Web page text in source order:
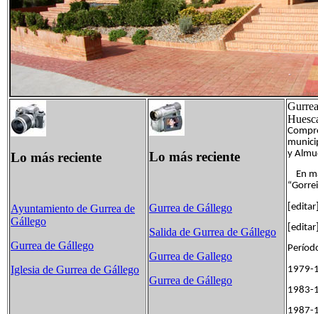
Lo más reciente
Ayuntamiento de Gurrea de
Gállego
Gurrea de Gállego
Iglesia de Gurrea de Gállego
Lo más reciente
Gurrea de Gállego
Salida de Gurrea de Gállego
Gurrea de Gallego
Gurrea de Gállego
y
En